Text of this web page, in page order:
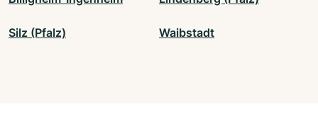
Silz (Pfalz) Waibstadt